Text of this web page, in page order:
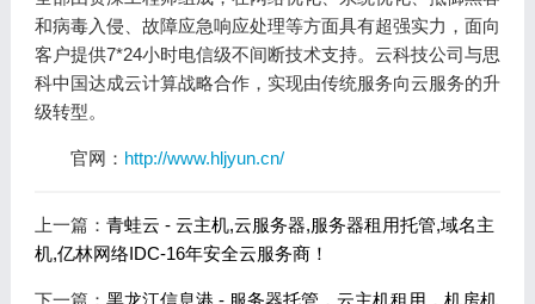
和病毒入侵、故障应急响应处理等方面具有超强实力，面向
客户提供7*24小时电信级不间断技术支持。云科技公司与思
科中国达成云计算战略合作，实现由传统服务向云服务的升
级转型。
官网： http://www.hljyun.cn/
上一篇： 青蛙云 - 云主机,云服务器,服务器租用托管,域名主
机,亿林网络IDC-16年安全云服务商！
下一篇： 黑龙江信息港 - 服务器托管，云主机租用，机房机